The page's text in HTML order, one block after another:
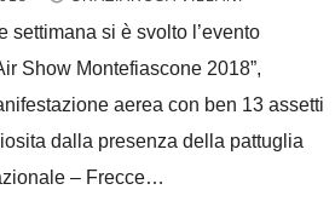
settimana si è svolto l’evento
Show Montefiascone 2018”,
aerea con ben 13 assetti
dalla presenza della pattuglia
– Frecce…